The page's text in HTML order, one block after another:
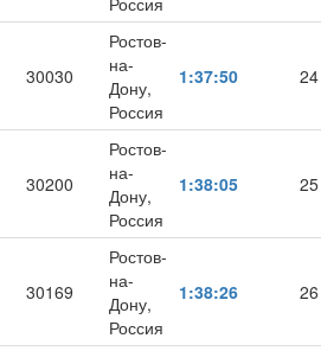
30030
Ростов-
на-
Дону,
Россия
1:37:50 24
30200
Ростов-
на-
Дону,
Россия
1:38:05 25
30169
Ростов-
на-
Дону,
Россия
1:38:26 26